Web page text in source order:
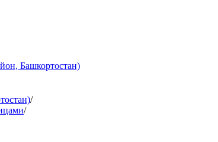
Башкортостан)
/
/